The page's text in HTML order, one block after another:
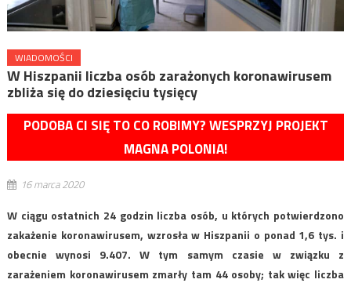
WIADOMOŚCI
W Hiszpanii liczba osób zarażonych koronawirusem
zbliża się do dziesięciu tysięcy
PODOBA CI SIĘ TO CO ROBIMY? WESPRZYJ PROJEKT
MAGNA POLONIA!
16 marca 2020
W ciągu ostatnich 24 godzin liczba osób, u których potwierdzono
zakażenie koronawirusem, wzrosła w Hiszpanii o ponad 1,6 tys. i
obecnie wynosi 9.407. W tym samym czasie w związku z
zarażeniem koronawirusem zmarły tam 44 osoby; tak więc liczba